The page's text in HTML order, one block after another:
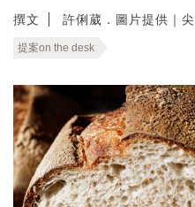
撰文 許俐葳．圖片提供｜
提案on the desk